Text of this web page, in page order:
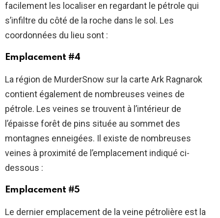
facilement les localiser en regardant le pétrole qui
s’infiltre du côté de la roche dans le sol. Les
coordonnées du lieu sont :
Emplacement #4
La région de MurderSnow sur la carte Ark Ragnarok
contient également de nombreuses veines de
pétrole. Les veines se trouvent à l’intérieur de
l’épaisse forêt de pins située au sommet des
montagnes enneigées. Il existe de nombreuses
veines à proximité de l’emplacement indiqué ci-
dessous :
Emplacement #5
Le dernier emplacement de la veine pétrolière est la